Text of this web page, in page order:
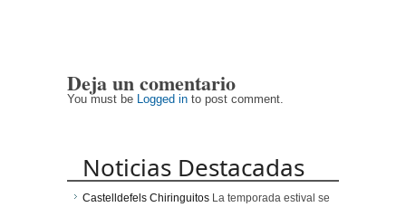
Deja un comentario
You must be Logged in to post comment.
Noticias Destacadas
Castelldefels Chiringuitos La temporada estival se